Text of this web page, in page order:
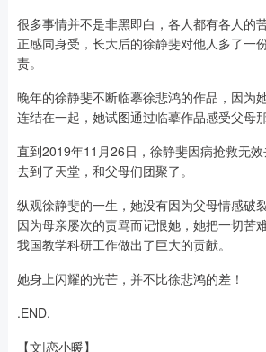
很多事情并不是非黑即白，各人都有各人的
正感同身受，长大后的徐静斐对他人多了一
责。
晚年的徐静斐不断临摹徐悲鸿的作品，因为
连结在一起，她试图通过临摹作品感受父母
直到2019年11月26日，徐静斐因病抢救无
去到了天堂，和父母们团聚了。
纵观徐静斐的一生，她没有因为父母情感破
因为母亲屡次的责骂而记恨她，她把一切苦
我国教学科研工作做出了巨大的贡献。
她身上闪耀的光芒，并不比徐悲鸿的差！
.END.
【文|恋小暖】